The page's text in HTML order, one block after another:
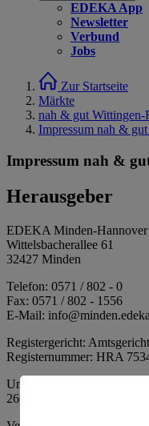
EDEKA App
Newsletter
Verbund
Jobs
Zur Startseite
Märkte
nah & gut Wittingen-
Impressum nah &
Impressum nah &
Herausgeber
EDEKA Minden-
Wittelsbacherallee 61
32427 Minden
Telefon: 0571 / 802 - 0
Fax: 0571 / 802 - 1556
E-Mail:
Registergericht:
Registernummer: HRA
Umsatzsteuer-
266067317